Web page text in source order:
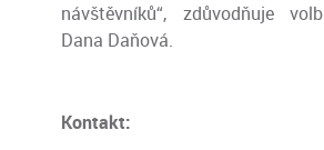
návštěvníků“, zdůvodňuje
Dana Daňová.
Kontakt: